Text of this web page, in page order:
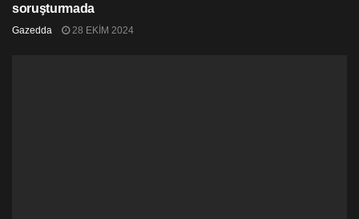
soruşturmada
Gazedda 28 EKIM 2024